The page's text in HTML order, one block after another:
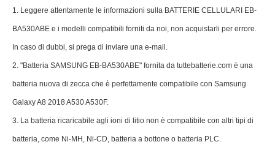
1. Leggere attentamente le informazioni sulla BATTERIE CELLULARI EB-
BA530ABE e i modelli compatibili forniti da noi, non acquistarli per errore.
In caso di dubbi, si prega di inviare una e-mail.
2. "Batteria SAMSUNG EB-BA530ABE" fornita da tuttebatterie.com è una
batteria nuova di zecca che è perfettamente compatibile con Samsung
Galaxy A8 2018 A530 A530F.
3. La batteria ricaricabile agli ioni di litio non è compatibile con altri tipi di
batteria, come Ni-MH, Ni-CD, batteria a bottone o batteria PLC.